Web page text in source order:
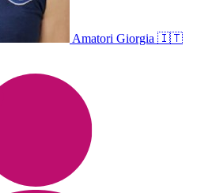
Amatori Giorgia 🇮🇹